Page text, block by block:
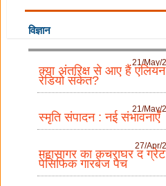
विज्ञान
21/May/
क्या अंतरिक्ष से आए हैं
रेडियो संकेत?
21/May/
स्मृति संपादन : नई संभावनाएँ
27/Apr/
महासागर का कचराघर द ग्रेट
पेसिफिक गारबेज पैच